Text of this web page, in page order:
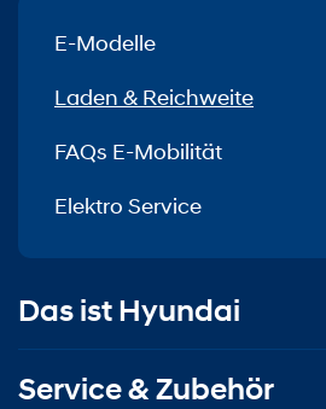
E-Modelle
Laden & Reichweite
FAQs E-Mobilität
Elektro Service
Das ist Hyundai
Service & Zubehör